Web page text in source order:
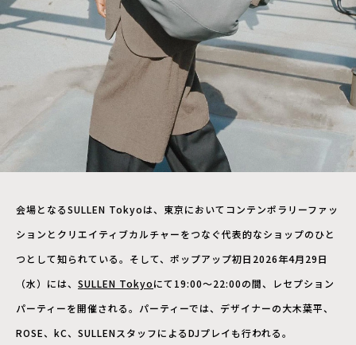
会場となるSULLEN Tokyoは、東京においてコンテンポラリーファッ
ションとクリエイティブカルチャーをつなぐ代表的なショップのひと
つとして知られている。そして、ポップアップ初日2026年4月29日
（水）には、 SULLEN Tokyoにて19:00〜22:00の間、レセプション
パーティーを開催される。パーティーでは、デザイナーの大木葉平、
ROSE、kC、SULLENスタッフによるDJプレイも行われる。